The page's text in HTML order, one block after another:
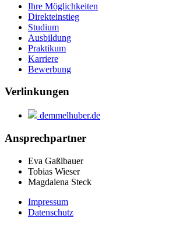
Ihre Möglichkeiten
Direkteinstieg
Studium
Ausbildung
Praktikum
Karriere
Bewerbung
Verlinkungen
demmelhuber.de
Ansprechpartner
Eva Gaßlbauer
Tobias Wieser
Magdalena Steck
Impressum
Datenschutz